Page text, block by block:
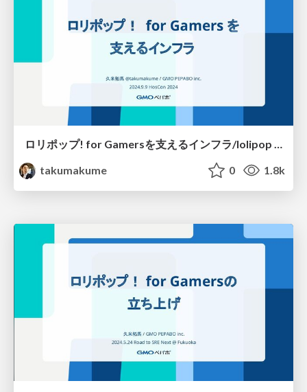
ロリポップ! for Gamersを支えるインフラ/lolipop for gamers infrastructure
takumakume
0 1.8k